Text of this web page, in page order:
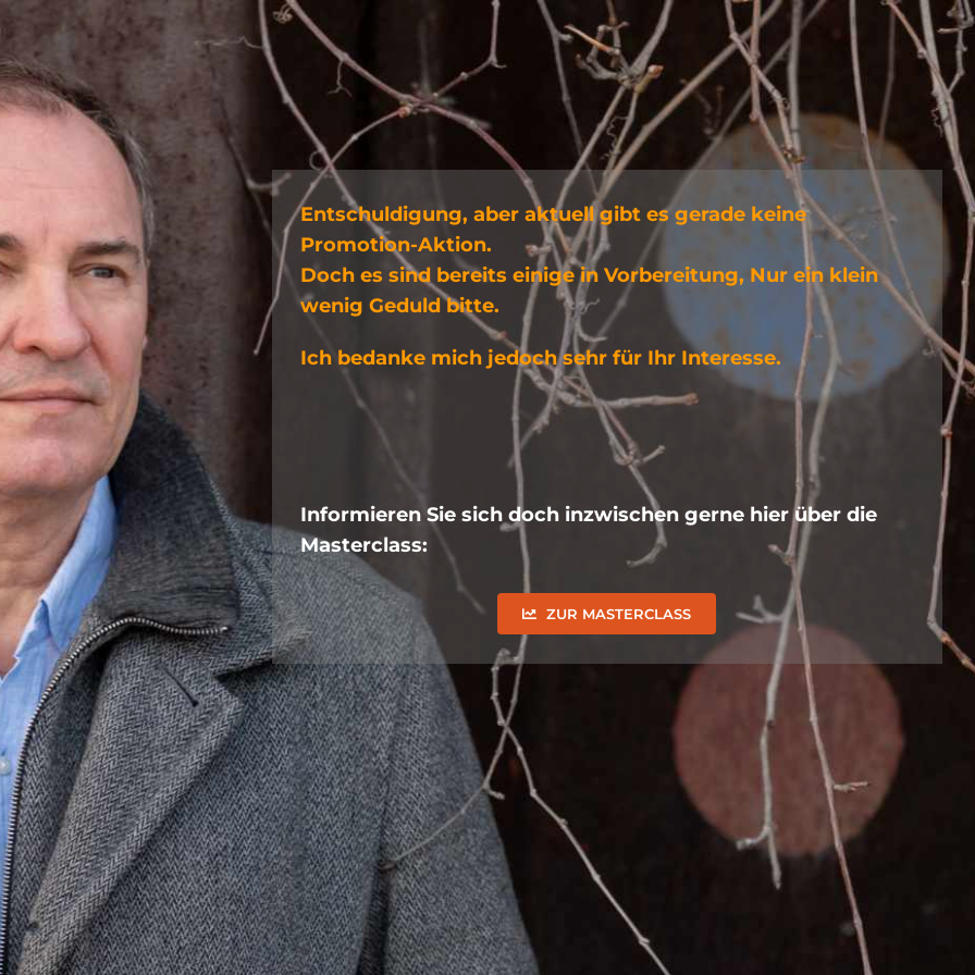
Entschuldigung, aber aktuell gibt es gerade keine
Promotion-Aktion.
Doch es sind bereits einige in Vorbereitung, Nur ein klein
wenig Geduld bitte.
Ich bedanke mich jedoch sehr für Ihr Interesse.
Informieren Sie sich doch inzwischen gerne hier über die
Masterclass:
ZUR MASTERCLASS